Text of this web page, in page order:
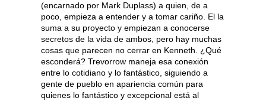
(encarnado por Mark Duplass) a quien, de a
poco, empieza a entender y a tomar cariño. El la
suma a su proyecto y empiezan a conocerse
secretos de la vida de ambos, pero hay muchas
cosas que parecen no cerrar en Kenneth. ¿Qué
esconderá? Trevorrow maneja esa conexión
entre lo cotidiano y lo fantástico, siguiendo a
gente de pueblo en apariencia común para
quienes lo fantástico y excepcional está al